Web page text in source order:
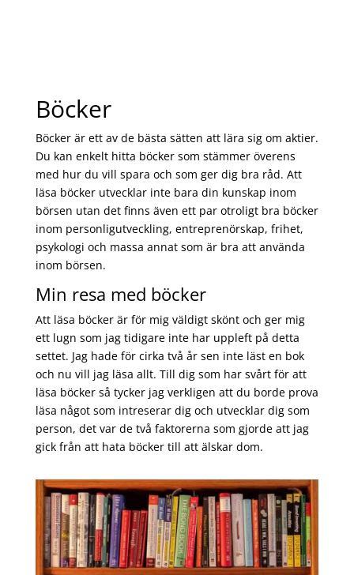
Böcker
Böcker är ett av de bästa sätten att lära sig om aktier.
Du kan enkelt hitta böcker som stämmer överens
med hur du vill spara och som ger dig bra råd. Att
läsa böcker utvecklar inte bara din kunskap inom
börsen utan det finns även ett par otroligt bra böcker
inom personligutveckling, entreprenörskap, frihet,
psykologi och massa annat som är bra att använda
inom börsen.
Min resa med böcker
Att läsa böcker är för mig väldigt skönt och ger mig
ett lugn som jag tidigare inte har uppleft på detta
settet. Jag hade för cirka två år sen inte läst en bok
och nu vill jag läsa allt. Till dig som har svårt för att
läsa böcker så tycker jag verkligen att du borde prova
läsa något som intreserar dig och utvecklar dig som
person, det var de två faktorerna som gjorde att jag
gick från att hata böcker till att älskar dom.